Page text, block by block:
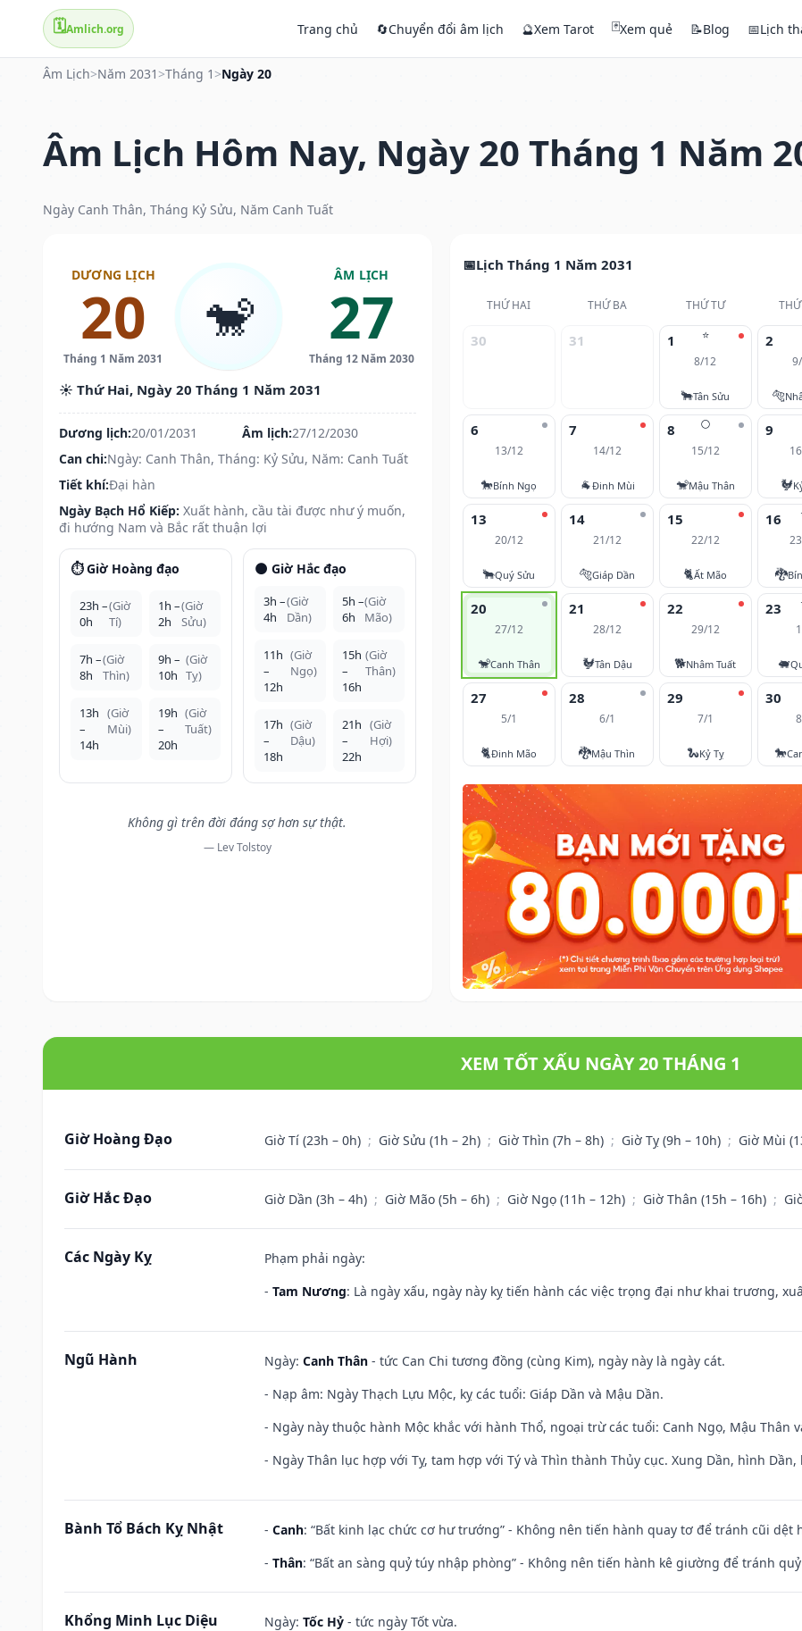
🗓️Amlich.org Trang chủ 🔄Chuyển đổi âm lịch 🔮Xem Tarot 🃏Xem quẻ 📝Blog 📅Lịch
Âm Lịch>Năm 2031 >Tháng 1 >Ngày 20
Âm Lịch Hôm Nay, Ngày 20 Tháng 1 Năm
Ngày Canh Thân, Tháng Kỷ Sửu, Năm Canh Tuất
DƯƠNG LỊCH
20
Tháng 1 Năm 2031
🐒
ÂM LỊCH
27
Tháng 12 Năm 2030
☀️ Thứ Hai, Ngày 20 Tháng 1 Năm 2031
Dương lịch:20/01/2031 Âm lịch:27/12/2030
Can chi:Ngày: Canh Thân, Tháng: Kỷ Sửu, Năm: Canh Tuất
Tiết khí:Đại hàn
Ngày Bạch Hổ Kiếp: Xuất hành, cầu tài được như ý muốn,
đi hướng Nam và Bắc rất thuận lợi
⏱️ Giờ Hoàng đạo
23h –
0h
(Giờ
Tí)
1h –
2h
(Giờ
Sửu)
7h –
8h
(Giờ
Thìn)
9h –
10h
(Giờ
Tỵ)
13h
–
14h
(Giờ
Mùi)
19h
–
20h
(Giờ
Tuất)
🌑 Giờ Hắc đạo
3h –
4h
(Giờ
Dần)
5h –
6h
(Giờ
Mão)
11h
–
12h
(Giờ
Ngọ)
15h
–
16h
(Giờ
Thân)
17h
–
18h
(Giờ
Dậu)
21h
–
22h
(Giờ
Hợi)
Không gì trên đời đáng sợ hơn sự thật.
— Lev Tolstoy
Lịch Tháng 1 Năm 2031
THỨ HAI THỨ BA THỨ TƯ
30 31 ⭐
1
8/12
🐂Tân Sửu
2
🐅
6
13/12
🐎Bính Ngọ
7
14/12
🐐Đinh Mùi
🌕
8
15/12
🐒Mậu Thân
9
🐓
13
20/12
🐂Quý Sửu
14
21/12
🐅Giáp Dần
15
22/12
🐈Ất Mão
16
🐉
20
27/12
🐒Canh Thân
21
28/12
🐓Tân Dậu
22
29/12
🐕Nhâm Tuất
23
🐖
27
5/1
🐈Đinh Mão
28
6/1
🐉Mậu Thìn
29
7/1
🐍Kỷ Tỵ
30
🐎
XEM TỐT XẤU NGÀY 20 THÁNG 1
Giờ Hoàng Đạo Giờ Tí (23h – 0h) ; Giờ Sửu (1h – 2h) ; Giờ Thìn (7h – 8h) ; Giờ Tỵ (9h – 10h) ; Giờ Mùi
Giờ Hắc Đạo Giờ Dần (3h – 4h) ; Giờ Mão (5h – 6h) ; Giờ Ngọ (11h – 12h) ; Giờ Thân (15h – 16h) ;
Các Ngày Kỵ
Phạm phải ngày:
- Tam Nương: Là ngày xấu, ngày này kỵ tiến hành các việc trọng đại như khai trương,
Ngũ Hành Ngày: Canh Thân - tức Can Chi tương đồng (cùng Kim), ngày này là ngày cát.
- Nạp âm: Ngày Thạch Lựu Mộc, kỵ các tuổi: Giáp Dần và Mậu Dần.
- Ngày này thuộc hành Mộc khắc với hành Thổ, ngoại trừ các tuổi: Canh Ngọ, Mậu Thân
- Ngày Thân lục hợp với Tỵ, tam hợp với Tý và Thìn thành Thủy cục. Xung Dần, hình
Bành Tổ Bách Kỵ Nhật - Canh: “Bất kinh lạc chức cơ hư trướng” - Không nên tiến hành quay tơ để tránh cũi dệt
- Thân: “Bất an sàng quỷ túy nhập phòng” - Không nên tiến hành kê giường để tránh
Khổng Minh Lục Diệu Ngày: Tốc Hỷ - tức ngày Tốt vừa.